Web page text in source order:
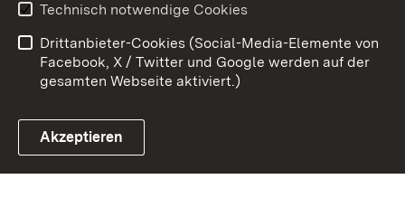
Link zum Landesportal
Datenschutz
Barrierefreiheit
Impressum
Cookies
Technisch notwendige Cookies
Drittanbieter-Cookies (Social-Media-Elemente von
Facebook, X / Twitter und Google werden auf der
gesamten Webseite aktiviert.)
Akzeptieren